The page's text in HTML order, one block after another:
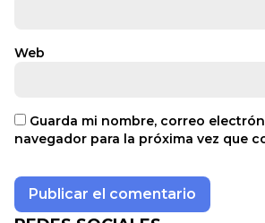
Web
Guarda mi nombre, correo
navegador para la próxima vez que